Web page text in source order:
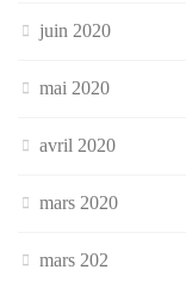
juin 2020
mai 2020
avril 2020
mars 2020
mars 202